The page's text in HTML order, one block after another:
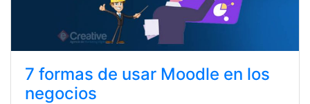
7 formas de usar Moodle en los
negocios